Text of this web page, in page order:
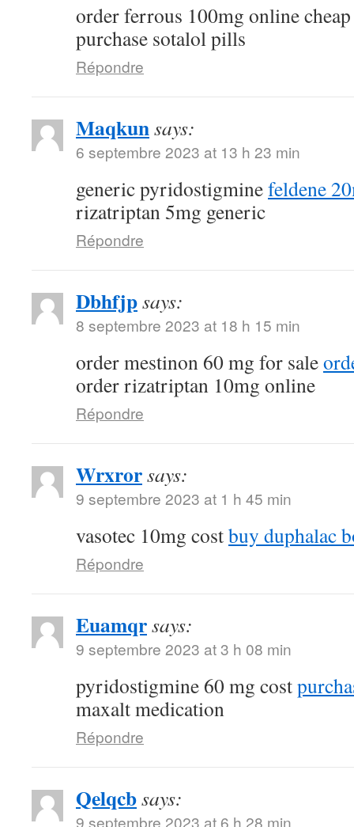
order ferrous 100mg online
purchase sotalol pills
Répondre
Maqkunsays:
6 septembre 2023 at 13 h 23 min
generic pyridostigminefeldene
rizatriptan 5mg generic
Répondre
Dbhfjpsays:
8 septembre 2023 at 18 h 15 min
order mestinon 60 mg for sale
order rizatriptan 10mg online
Répondre
Wrxrorsays:
9 septembre 2023 at 1 h 45 min
vasotec 10mg costbuy duphalac
Répondre
Euamqrsays:
9 septembre 2023 at 3 h 08 min
pyridostigmine 60 mg cost
maxalt medication
Répondre
Qelqcbsays:
9 septembre 2023 at 6 h 28 min